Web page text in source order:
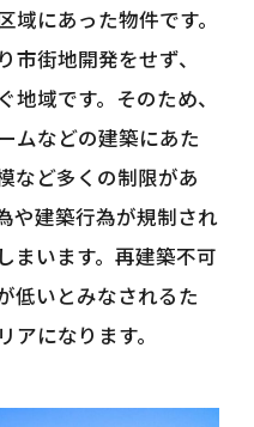
にあった物件です。
街地開発をせず、
域です。そのため、
ムなどの建築にあた
など多くの制限があ
や建築行為が規制され
まいます。再建築不可
低いとみなされるた
になります。